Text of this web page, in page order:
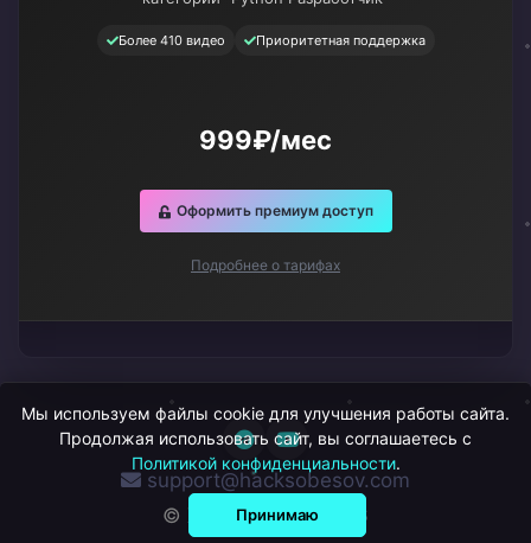
Более 410 видео Приоритетная поддержка
999₽/мес
Оформить премиум доступ
Подробнее о тарифах
© ХакСобесов, 2026
support@hacksobesov.com
Мы используем файлы cookie для улучшения работы сайта.
Продолжая использовать сайт, вы соглашаетесь с
Политикой конфиденциальности.
Принимаю